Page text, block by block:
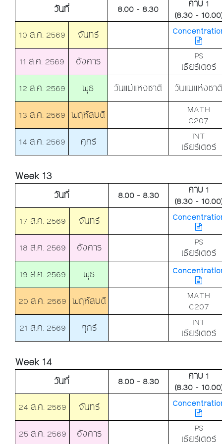
วันที่ 8.00 - 8.30
คาบ 1
(8.30 -
10 ส.ค. 2569
จันทร์
11 ส.ค. 2569 อังคาร
PS
เธียร์เตอร์
12 ส.ค. 2569
พุธ วันแม่แห่งชาติ วันแม่แห่งชาติ
13 ส.ค. 2569 พฤหัสบดี
MATH
C207
14 ส.ค. 2569
ศุกร์
INT
เธียร์เตอร์
Week 13
วันที่ 8.00 - 8.30
คาบ 1
(8.30 -
17 ส.ค. 2569
จันทร์
18 ส.ค. 2569 อังคาร
PS
เธียร์เตอร์
19 ส.ค. 2569
พุธ
20 ส.ค. 2569 พฤหัสบดี
MATH
C207
21 ส.ค. 2569
ศุกร์
INT
เธียร์เตอร์
Week 14
วันที่ 8.00 - 8.30
คาบ 1
(8.30 -
24 ส.ค. 2569
จันทร์
25 ส.ค. 2569 อังคาร
PS
เธียร์เตอร์